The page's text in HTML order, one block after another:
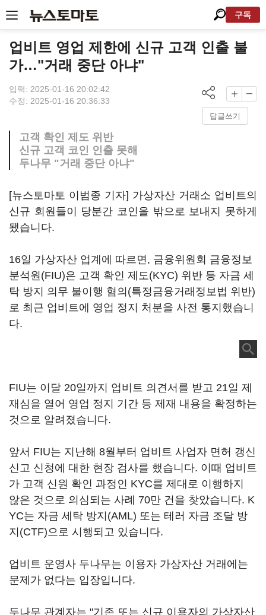
구독
업비트 영업 제한에 신규 고객 인출 불
가…"거래 중단 아냐"
입력: 2025-01-16 20:02:42
수정: 2025-01-16 20:36:33
답글쓰기
고객 확인 제도 위반
신규 고객 코인 인출 못해
두나무 "거래 중단 아냐"
[뉴스토마토 이범종 기자] 가상자산 거래소 업비트의
신규 회원들이 당분간 코인을 밖으로 보내지 못하게
됐습니다.
16일 가상자산 업계에 따르면, 금융위원회 금융정보
분석원(FIU)은 고객 확인 제도(KYC) 위반 등 자금 세
탁 방지 의무 불이행 혐의(특정금융거래정보법 위반)
로 최근 업비트에 영업 정지 처분을 사전 통지했습니
다.
FIU는 이달 20일까지 업비트 의견서를 받고 21일 제
재심을 열어 영업 정지 기간 등 제재 내용을 확정하는
것으로 알려졌습니다.
앞서 FIU는 지난해 8월부터 업비트 사업자 면허 갱신
신고 신청에 대한 현장 검사를 했습니다. 이때 업비트
가 고객 신원 확인 과정인 KYC를 제대로 이행하지
않은 것으로 의심되는 사례 70만 건을 찾았습니다. K
YC는 자금 세탁 방지(AML) 또는 테러 자금 조달 방
지(CTF)으로 시행되고 있습니다.
업비트 운영사 두나무는 이용자 가상자산 거래에는
문제가 없다는 입장입니다.
두나무 관계자는 "기존 또는 신규 이용자의 가상자산